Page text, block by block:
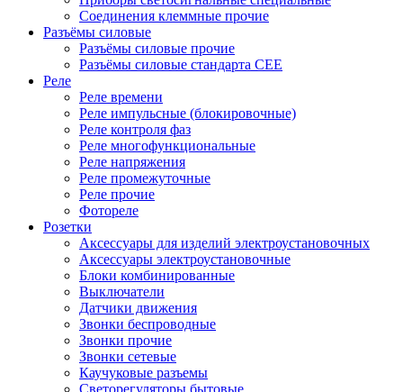
Соединения клеммные прочие
Разъёмы силовые
Разъёмы силовые прочие
Разъёмы силовые стандарта CEE
Реле
Реле времени
Реле импульсные (блокировочные)
Реле контроля фаз
Реле многофункциональные
Реле напряжения
Реле промежуточные
Реле прочие
Фотореле
Розетки
Аксессуары для изделий электроустановочных
Аксессуары электроустановочные
Блоки комбинированные
Выключатели
Датчики движения
Звонки беспроводные
Звонки прочие
Звонки сетевые
Каучуковые разъемы
Светорегуляторы бытовые